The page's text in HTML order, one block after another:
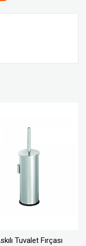
Tuvalet Fırçası